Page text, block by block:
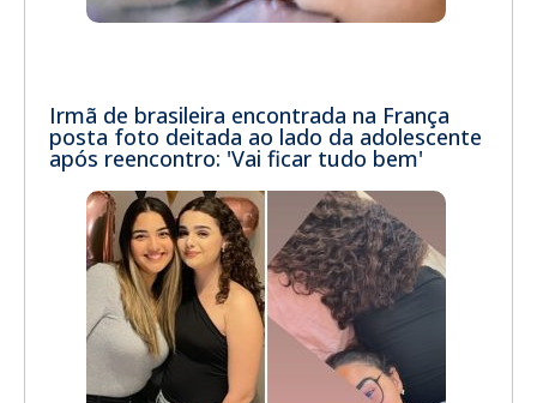
Irmã de brasileira encontrada na França
posta foto deitada ao lado da adolescente
após reencontro: 'Vai ficar tudo bem'